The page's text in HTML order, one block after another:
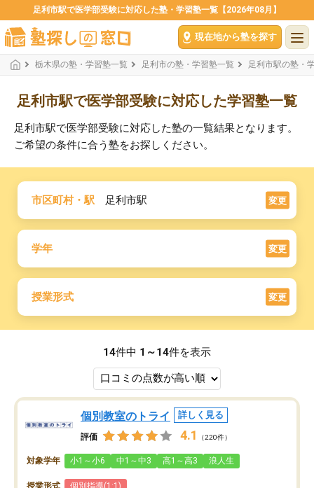
足利市駅で医学部受験に対応した塾・学習塾一覧【2026年08月】
現在地から塾を探す
栃木県の塾・学習塾一覧 足利市の塾・学習塾一覧 足利市駅の塾・
足利市駅で医学部受験に対応した学習塾一覧
足利市駅で医学部受験に対応した塾の一覧結果となります。
ご希望の条件に合う塾をお探しください。
市区町村・駅 足利市駅 変更
学年 変更
授業形式 変更
14件中 1～14件を表示
個別教室のトライ 詳しく見る
評価 4.1 （220件）
対象学年 小1～小6 中1～中3 高1～高3 浪人生
授業形式 個別指導(1:1)